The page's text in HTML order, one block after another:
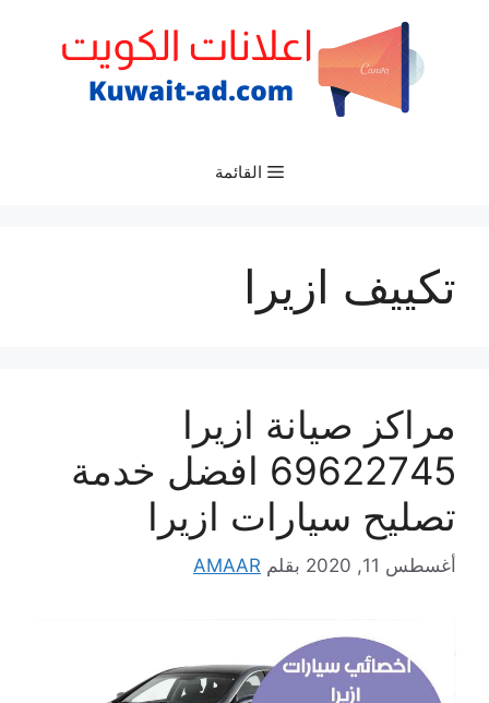
القائمة
تكييف ازيرا
مراكز صيانة ازيرا
69622745 افضل خدمة
تصليح سيارات ازيرا
أغسطس 11, 2020 بقلم AMAAR